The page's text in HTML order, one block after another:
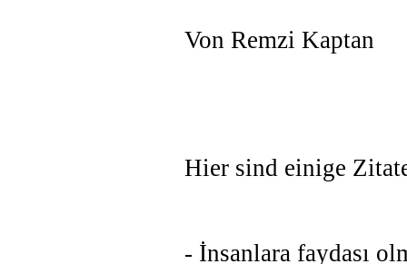
Von Remzi Kaptan
Hier sind einige
- İnsanlara faydası